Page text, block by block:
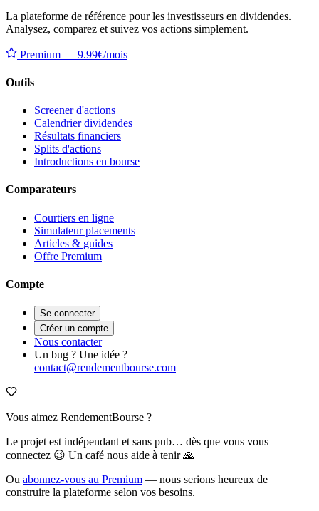
La plateforme de référence pour les investisseurs en dividendes.
Analysez, comparez et suivez vos actions simplement.
Premium — 9.99€/mois
Outils
Screener d'actions
Calendrier dividendes
Résultats financiers
Splits d'actions
Introductions en bourse
Comparateurs
Courtiers en ligne
Simulateur placements
Articles & guides
Offre Premium
Compte
Se connecter
Créer un compte
Nous contacter
Un bug ? Une idée ?
contact@rendementbourse.com
Vous aimez RendementBourse ?
Le projet est indépendant et sans pub… dès que vous vous
connectez 😉 Un café nous aide à tenir 🙏
Ou abonnez-vous au Premium — nous serions heureux de
construire la plateforme selon vos besoins.